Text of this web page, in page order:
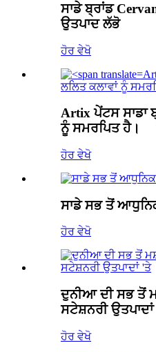
ਸਾਡੇ ਬ੍ਰਾਂਡ
ਉਤਪਾਦ ਲੱਭੋ
ਹੋਰ ਵੇਖੋ
ਲਲਿਤ ਕਲਾਵਾਂ ਨੂੰ
Artixਪੇਂਟਸ ਸਾਡਾ
ਨੂੰ ਸਮਰਪਿਤ ਹੈ।
ਹੋਰ ਵੇਖੋ
ਸਾਡੇ ਸਭ ਤੋਂ
ਹੋਰ ਵੇਖੋ
ਦੁਨੀਆ ਦੀ ਸਭ ਤੋਂ
ਸਟੇਸ਼ਨਰੀ
ਹੋਰ ਵੇਖੋ